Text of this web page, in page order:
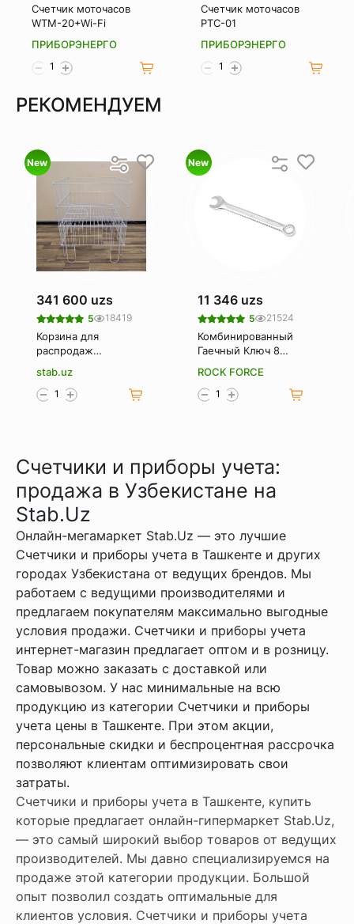
Счетчик моточасов
WTM-20+Wi-Fi
ПРИБОРЭНЕРГО
Счетчик моточасов
РТС-01
ПРИБОРЭНЕРГО
РЕКОМЕНДУЕМ
New
341 600 uzs
5 18419
Корзина для
распродаж
накопитель)
stab.uz
New
11 346 uzs
5 21524
Комбинированный
Гаечный Ключ 8
75508
ROCK FORCE
Счетчики и приборы учета:
продажа в Узбекистане на
Stab.Uz
Онлайн-мегамаркет Stab.Uz — это лучшие
Счетчики и приборы учета в Ташкенте и других
городах Узбекистана от ведущих брендов. Мы
работаем с ведущими производителями и
предлагаем покупателям максимально выгодные
условия продажи. Счетчики и приборы учета
интернет-магазин предлагает оптом и в розницу.
Товар можно заказать с доставкой или
самовывозом. У нас минимальные на всю
продукцию из категории Счетчики и приборы
учета цены в Ташкенте. При этом акции,
персональные скидки и беспроцентная рассрочка
позволяют клиентам оптимизировать свои
затраты.
Счетчики и приборы учета в Ташкенте, купить
которые предлагает онлайн-гипермаркет Stab.Uz,
— это самый широкий выбор товаров от ведущих
производителей. Мы давно специализируемся на
продаже этой категории продукции. Большой
опыт позволил создать оптимальные для
клиентов условия. Счетчики и приборы учета